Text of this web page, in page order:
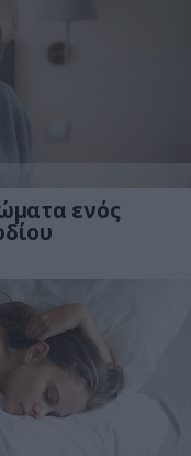
ενός